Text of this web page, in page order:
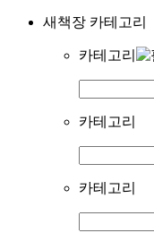
새책장 카테고리
카테고리
카테고리
카테고리